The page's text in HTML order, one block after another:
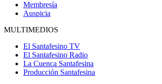
Membresía
Auspicia
MULTIMEDIOS
El Santafesino TV
El Santafesino Radio
La Cuenca Santafesina
Producción Santafesina